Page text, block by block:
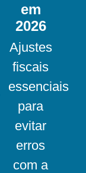
em
2026
Ajustes
fiscais
essenciais
para
evitar
erros
com a